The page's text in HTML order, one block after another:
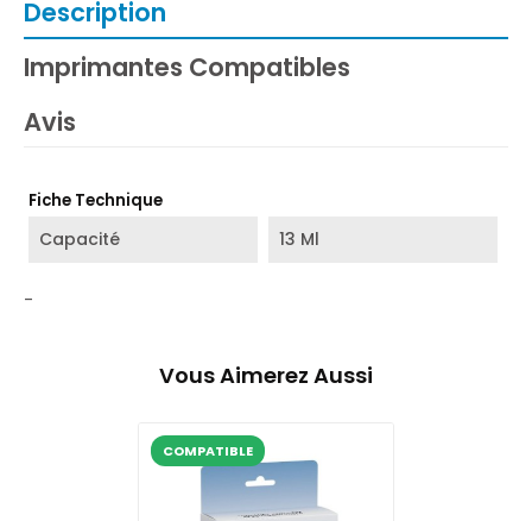
Description
Imprimantes Compatibles
Avis
Fiche Technique
Capacité 13 Ml
-
Vous Aimerez Aussi
COMPATIBLE